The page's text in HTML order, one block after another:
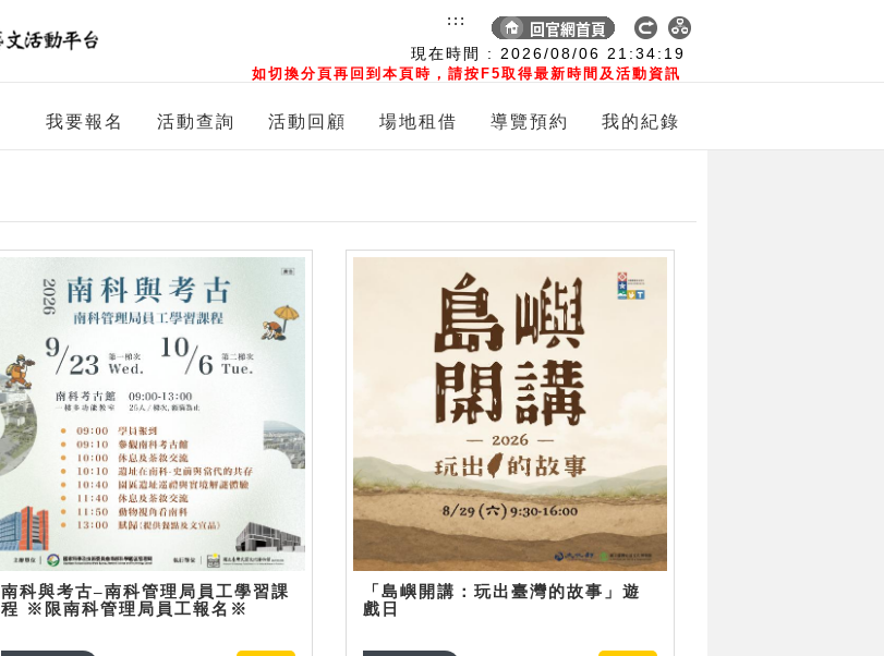
現在時間 : 2026/08/06 21:34:20
如切換分頁再回到本頁時，請按F5取得最新時間及活動資訊
:::
我要報名 活動查詢 活動回顧 場地租借 導覽預約 我的紀錄
南科與考古–南科管理局員工學習課
程 ※限南科管理局員工報名※
「島嶼開講：玩出臺灣的故事」遊
戲日